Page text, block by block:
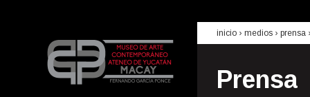
inicio › medios › prensa
Prensa